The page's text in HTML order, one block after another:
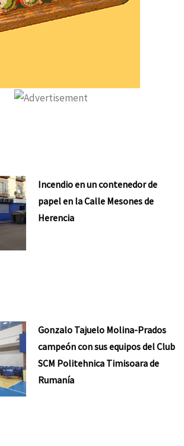
Incendio en un contenedor de
papel en la Calle Mesones de
Herencia
Gonzalo Tajuelo Molina-Prados
campeón con sus equipos del Club
SCM Politehnica Timisoara de
Rumanía